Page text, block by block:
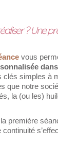
? Une
vous
simples à
que notre
la (ou les)
première
continuité